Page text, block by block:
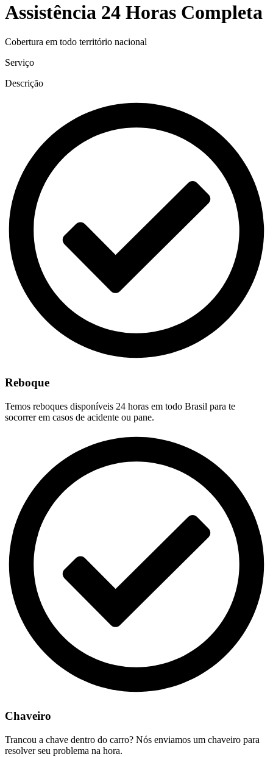
Assistência 24 Horas Completa
Cobertura em todo território nacional
Serviço
Descrição
Reboque
Temos reboques disponíveis 24 horas em todo Brasil para te
socorrer em casos de acidente ou pane.
Chaveiro
Trancou a chave dentro do carro? Nós enviamos um chaveiro para
resolver seu problema na hora.